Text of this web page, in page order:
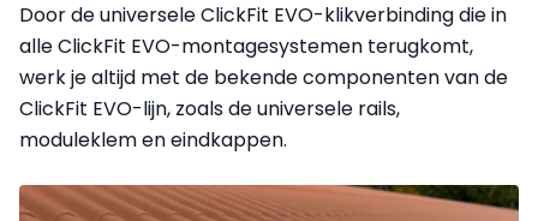
Door de universele ClickFit EVO-klikverbinding die in
alle ClickFit EVO-montagesystemen terugkomt,
werk je altijd met de bekende componenten van de
ClickFit EVO-lijn, zoals de universele rails,
moduleklem en eindkappen.